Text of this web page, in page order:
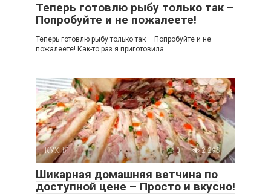
Теперь готовлю рыбу только так –
Попробуйте и не пожалеете!
Теперь готовлю рыбу только так – Попробуйте и не
пожалеете! Как-то раз я приготовила
КУХНЯ 0 2 298
Шикарная домашняя ветчина по
доступной цене – Просто и вкусно!